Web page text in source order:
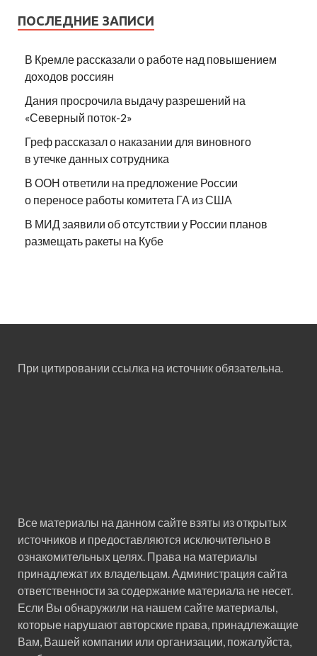
ПОСЛЕДНИЕ ЗАПИСИ
В Кремле рассказали о работе над повышением
доходов россиян
Дания просрочила выдачу разрешений на
«Северный поток-2»
Греф рассказал о наказании для виновного
в утечке данных сотрудника
В ООН ответили на предложение России
о переносе работы комитета ГА из США
В МИД заявили об отсутствии у России планов
размещать ракеты на Кубе
При цитировании ссылка на источник обязательна.
Все материалы на данном сайте взяты из открытых
источников и предоставляются исключительно в
ознакомительных целях. Права на материалы
принадлежат их владельцам. Администрация сайта
ответственности за содержание материала не несет.
Если Вы обнаружили на нашем сайте материалы,
которые нарушают авторские права, принадлежащие
Вам, Вашей компании или организации, пожалуйста,